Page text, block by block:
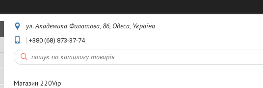
ул. Академика Филатова, 86, Одеса, Україна
+380 (68) 873-37-74
Магазин 220Vip